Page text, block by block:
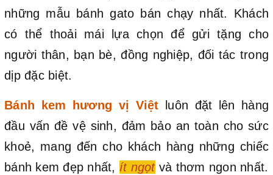
những mẫu bánh gato bán chạy nhất. Khách
có thể thoải mái lựa chọn để gửi tặng cho
người thân, bạn bè, đồng nghiệp, đối tác trong
dịp đặc biệt.
Bánh kem hương vị Việt luôn đặt lên hàng
đầu vấn đề vệ sinh, đảm bảo an toàn cho sức
khoẻ, mang đến cho khách hàng những chiếc
bánh kem đẹp nhất, ít ngọt và thơm ngon nhất.